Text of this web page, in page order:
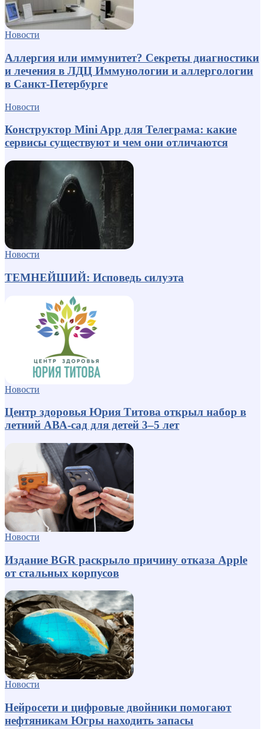
Новости
Аллергия или иммунитет? Секреты диагностики
и лечения в ЛДЦ Иммунологии и аллергологии
в Санкт-Петербурге
Новости
Конструктор Mini App для Телеграма: какие
сервисы существуют и чем они отличаются
Новости
ТЕМНЕЙШИЙ: Исповедь силуэта
Новости
Центр здоровья Юрия Титова открыл набор в
летний АВА-сад для детей 3–5 лет
Новости
Издание BGR раскрыло причину отказа Apple
от стальных корпусов
Новости
Нейросети и цифровые двойники помогают
нефтяникам Югры находить запасы